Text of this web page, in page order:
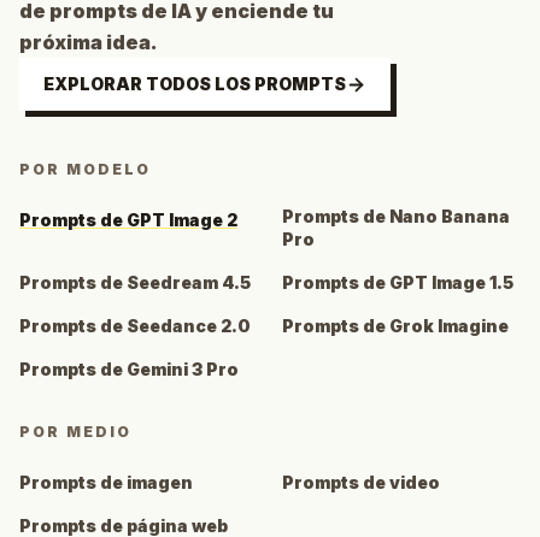
de prompts de IA y enciende tu
próxima idea.
EXPLORAR TODOS LOS PROMPTS
POR MODELO
Prompts de GPT Image 2
Prompts de Nano Banana
Pro
Prompts de Seedream 4.5 Prompts de GPT Image 1.5
Prompts de Seedance 2.0 Prompts de Grok Imagine
Prompts de Gemini 3 Pro
POR MEDIO
Prompts de imagen Prompts de video
Prompts de página web